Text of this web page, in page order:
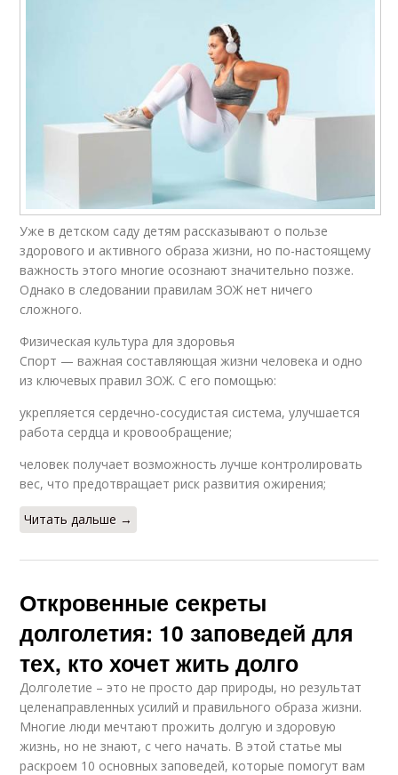
Уже в детском саду детям рассказывают о пользе
здорового и активного образа жизни, но по-настоящему
важность этого многие осознают значительно позже.
Однако в следовании правилам ЗОЖ нет ничего
сложного.
Физическая культура для здоровья
Спорт — важная составляющая жизни человека и одно
из ключевых правил ЗОЖ. С его помощью:
укрепляется сердечно-сосудистая система, улучшается
работа сердца и кровообращение;
человек получает возможность лучше контролировать
вес, что предотвращает риск развития ожирения;
Читать дальше →
Откровенные секреты
долголетия: 10 заповедей для
тех, кто хочет жить долго
Долголетие – это не просто дар природы, но результат
целенаправленных усилий и правильного образа жизни.
Многие люди мечтают прожить долгую и здоровую
жизнь, но не знают, с чего начать. В этой статье мы
раскроем 10 основных заповедей, которые помогут вам